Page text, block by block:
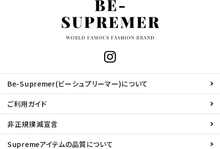
Be-Supremer(ビーシュプリーマー)について
ご利用ガイド
非正規撲滅宣言
Supremeアイテムの品質について